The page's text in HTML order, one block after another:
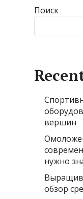
Поиск
вершин
нужно
обзор